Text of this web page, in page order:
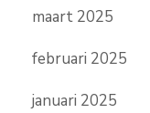
maart 2025
februari 2025
januari 2025